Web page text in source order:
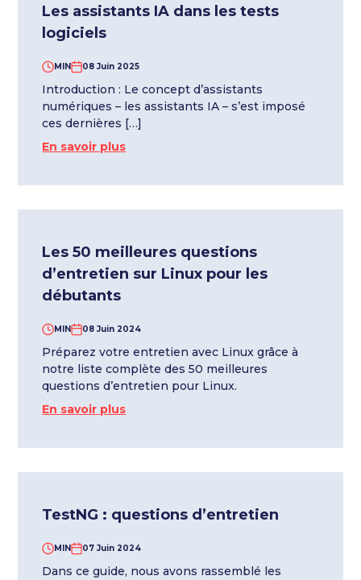
Les assistants IA dans les tests
logiciels
MIN 08 Juin 2025
Introduction : Le concept d’assistants
numériques – les assistants IA – s’est imposé
ces dernières […]
En savoir plus
Les 50 meilleures questions
d’entretien sur Linux pour les
débutants
MIN 08 Juin 2024
Préparez votre entretien avec Linux grâce à
notre liste complète des 50 meilleures
questions d’entretien pour Linux.
En savoir plus
TestNG : questions d’entretien
MIN 07 Juin 2024
Dans ce guide, nous avons rassemblé les